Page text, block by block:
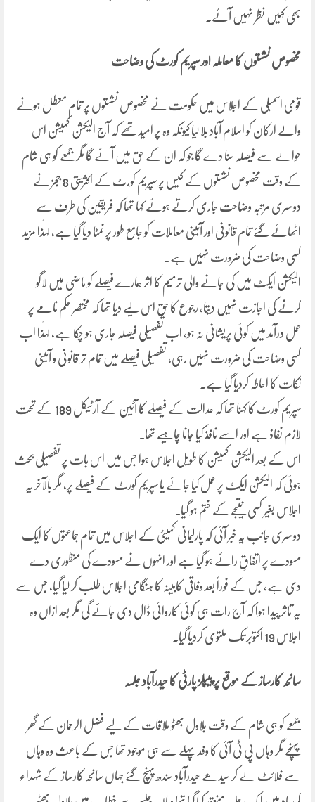
بھی کہیں نظر نہیں آئے۔
مخصوص نشستوں کا معاملہ اور سپریم کورٹ کی وضاحت
قومی اسمبلی کے اجلاس میں حکومت نے مخصوص نشستوں پر تمام معطل ہونے
والے ارکان کو اسلام آباد بلا لیا کیونکہ وہ پر امید تھے کہ آج الیکشن کمیشن اس
حوالے سے فیصلہ سنا دے گا جو کہ ان کے حق میں آئے گا مگر جمعے کو ہی شام
کے وقت مخصوص نشستوں کے کیس پر سپریم کورٹ کے اکثریتی 8 ججز نے
دوسری مرتبہ وضاحت جاری کرتے ہوئے کہا تھا کہ فریقین کی طرف سے
اٹھائے گئے تمام قانونی اور آئینی معاملات کو جامع طور پر نمٹا دیا گیا ہے، لہٰذا مزید
کسی وضاحت کی ضرورت نہیں ہے۔
الیکشن ایکٹ میں کی جانے والی ترمیم کا اثر ہمارے فیصلے کو ماضی میں لاگو
کرنے کی اجازت نہیں دیتا، رجوع کا حق اس لیے دیا تھا کہ مختصر حکم نامے پر
عمل درآمد میں کوئی پریشانی نہ ہو، اب تفصیلی فیصلہ جاری ہو چکا ہے، لہٰذا اب
کسی وضاحت کی ضرورت نہیں رہی، تفصیلی فیصلے میں تمام تر قانونی و آئینی
نکات کا احاطہ کردیا گیا ہے۔
سپریم کورٹ کا کہنا تھا کہ عدالت کے فیصلے کا آئین کے آرٹیکل 189 کے تحت
لازم نفاذ ہے اور اسے نافذ کیا جانا چاہیے تھا۔
اس کے بعد الیکشن کمیشن کا طویل اجلاس ہوا جس میں اس بات پر تفصیلی بحث
ہوئی کہ الیکشن ایکٹ پر عمل کیا جائے یا سپریم کورٹ کے فیصلے پر، مگر بالآخر یہ
اجلاس بغیر کسی نتیجے کے ختم ہو گیا۔
دوسری جانب یہ خبر آئی کہ پارلیمانی کمیٹی کے اجلاس میں تمام جماعتوں کا ایک
مسودے پر اتفاقِ رائے ہو گیا ہے اور انہوں نے مسودے کی منظوری دے
دی ہے، جس کے فوراً بعد وفاقی کابینہ کا ہنگامی اجلاس طلب کر لیا گیا، جس سے
یہ تاثر پیدا ہوا کہ آج رات ہی کوئی کاروائی ڈال دی جائے گی مگر بعد ازاں وہ
اجلاس 19 اکتوبر تک ملتوی کردیا گیا۔
سانحہ کارساز کے موقع پر پیپلز پارٹی کا حیدرآباد جلسہ
جمعے کو ہی شام کے وقت بلاول بھٹو ملاقات کے لیے فضل الرحمان کے گھر
پہنچے مگر وہاں پی ٹی آئی کا وفد پہلے سے ہی موجود تھا جس کے باعث وہ وہاں
سے فلائٹ لے کر سیدھے حیدرآباد سندھ پہنچ گئے جہاں سانحہ کارساز کے شہداء